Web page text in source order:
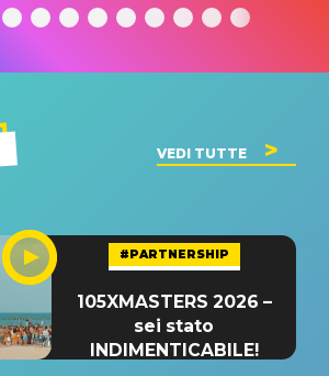
del singolo
VEDI TUTTE
#PARTNERSHIP
105XMASTERS 2026 –
sei stato
INDIMENTICABILE!